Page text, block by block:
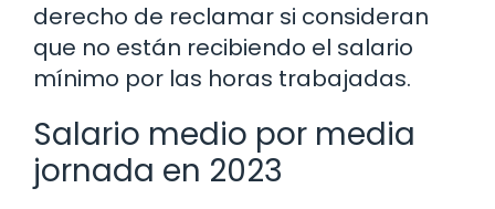
derecho de reclamar si consideran
que no están recibiendo el salario
mínimo por las horas trabajadas.
Salario medio por media
jornada en 2023